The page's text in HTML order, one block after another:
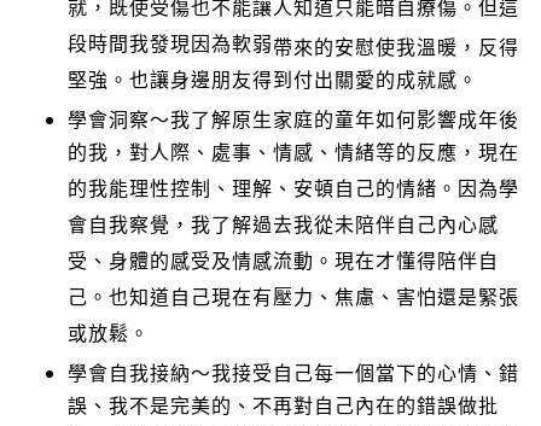
就，既使受傷也不能讓人知道只能暗自療傷。但這
段時間我發現因為軟弱帶來的安慰使我溫暖，反得
堅強。也讓身邊朋友得到付出關愛的成就感。
學會洞察～我了解原生家庭的童年如何影響成年後
的我，對人際、處事、情感、情緒等的反應，現在
的我能理性控制、理解、安頓自己的情緒。因為學
會自我察覺，我了解過去我從未陪伴自己內心感
受、身體的感受及情感流動。現在才懂得陪伴自
己。也知道自己現在有壓力、焦慮、害怕還是緊張
或放鬆。
學會自我接納～我接受自己每一個當下的心情、錯
誤、我不是完美的、不再對自己內在的錯誤做批